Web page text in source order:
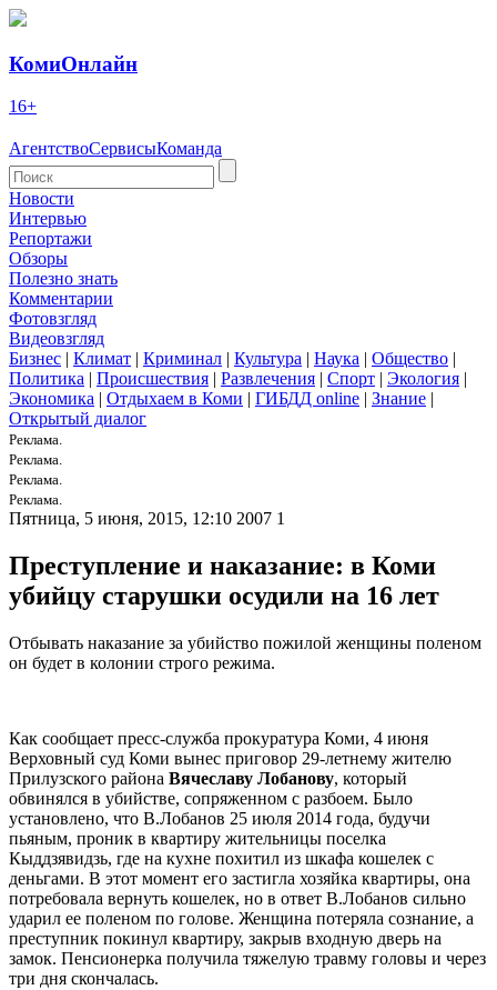
КомиОнлайн
16+
АгентствоСервисыКоманда
Новости
Интервью
Репортажи
Обзоры
Полезно знать
Комментарии
Фотовзгляд
Видеовзгляд
Бизнес | Климат | Криминал | Культура | Наука | Общество |
Политика | Происшествия | Развлечения | Спорт | Экология |
Экономика | Отдыхаем в Коми | ГИБДД online | Знание |
Открытый диалог
Реклама.
Реклама.
Реклама.
Реклама.
Пятница, 5 июня, 2015, 12:10 2007 1
Преступление и наказание: в Коми
убийцу старушки осудили на 16 лет
Отбывать наказание за убийство пожилой женщины поленом
он будет в колонии строго режима.
Как сообщает пресс-служба прокуратура Коми, 4 июня
Верховный суд Коми вынес приговор 29-летнему жителю
Прилузского района Вячеславу Лобанову, который
обвинялся в убийстве, сопряженном с разбоем. Было
установлено, что В.Лобанов 25 июля 2014 года, будучи
пьяным, проник в квартиру жительницы поселка
Кыддзявидзь, где на кухне похитил из шкафа кошелек с
деньгами. В этот момент его застигла хозяйка квартиры, она
потребовала вернуть кошелек, но в ответ В.Лобанов сильно
ударил ее поленом по голове. Женщина потеряла сознание, а
преступник покинул квартиру, закрыв входную дверь на
замок. Пенсионерка получила тяжелую травму головы и через
три дня скончалась.